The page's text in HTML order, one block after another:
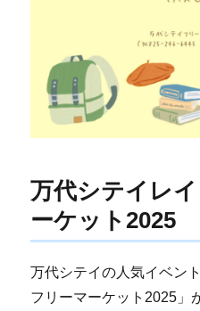
万代シテイレ
ーケット2025
万代シテイの人気イベン
フリーマーケット2025」